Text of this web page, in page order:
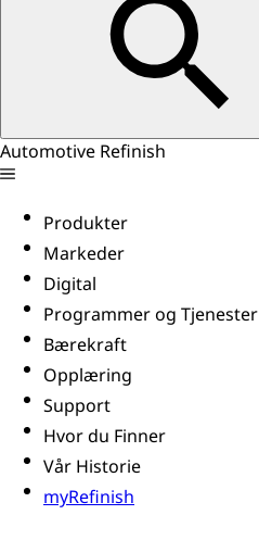
Automotive Refinish
Produkter
Markeder
Digital
Programmer og Tjenester
Bærekraft
Opplæring
Support
Hvor du Finner
Vår Historie
myRefinish